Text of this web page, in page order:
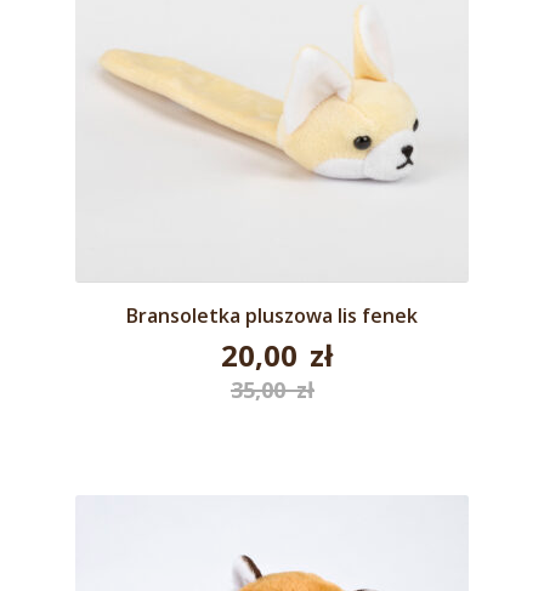
Bransoletka pluszowa lis fenek
Pierwotna
cena
20,00 zł
Aktualna
35,00zł